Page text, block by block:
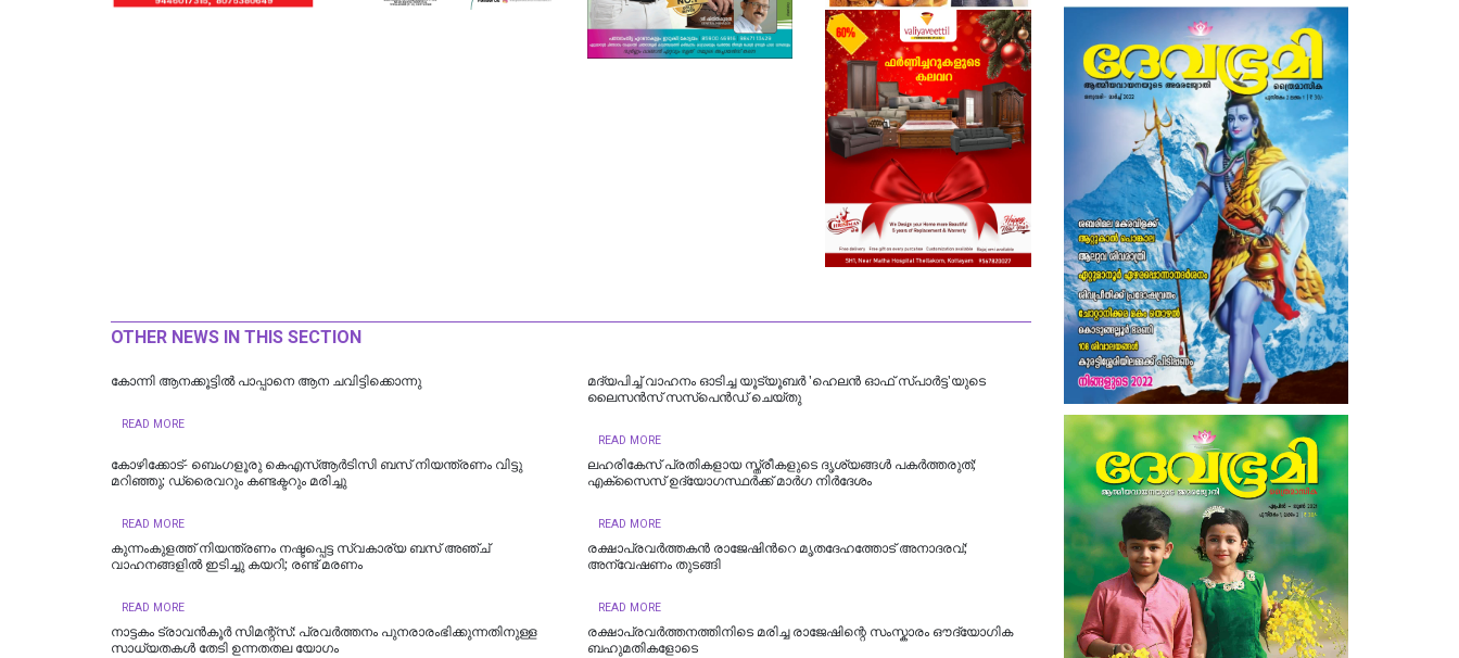
OTHER NEWS IN THIS SECTION
കോന്നി ആനക്കൂട്ടിൽ പാപ്പാനെ ആന ചവിട്ടിക്കൊന്നു
READ MORE
മദ്യപിച്ച് വാഹനം ഓടിച്ച യൂട്യൂബർ 'ഹെലൻ ഓഫ് സ്പാർട്ട'യുടെ
ലൈസൻസ് സസ്പെൻഡ് ചെയ്തു
READ MORE
കോഴിക്കോട്- ബെംഗളൂരു കെഎസ്ആര്‍ടിസി ബസ് നിയന്ത്രണം വിട്ടു
മറിഞ്ഞു; ഡ്രൈവറും കണ്ടക്ടറും മരിച്ചു
READ MORE
ലഹരികേസ് പ്രതികളായ സ്ത്രീകളുടെ ദൃശ്യങ്ങള്‍ പകര്‍ത്തരുത്;
എക്സൈസ് ഉദ്യോഗസ്ഥര്‍ക്ക് മാര്‍ഗ നിര്‍ദേശം
READ MORE
കുന്നംകുളത്ത് നിയന്ത്രണം നഷ്ടപ്പെട്ട സ്വകാര്യ ബസ് അഞ്ച്
വാഹനങ്ങളിൽ ഇടിച്ചു കയറി; രണ്ട് മരണം
READ MORE
രക്ഷാപ്രവർത്തകൻ രാജേഷിന്‍റെ മൃതദേഹത്തോട് അനാദരവ്;
അന്വേഷണം തുടങ്ങി
READ MORE
നാട്ടകം ട്രാവൻകൂർ സിമന്റ്സ്: പ്രവർത്തനം പുനരാരംഭിക്കുന്നതിനുള്ള
സാധ്യതകൾ തേടി ഉന്നതതല യോഗം
രക്ഷാപ്രവർത്തനത്തിനിടെ മരിച്ച രാജേഷിന്റെ സംസ്കാരം ഔദ്യോ​ഗിക
ബഹുമതികളോടെ